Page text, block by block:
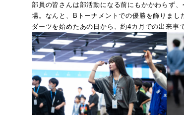
部員の皆さんは部活動になる前にもかかわらず
場。なんと、Bトーナメントでの優勝を飾りまし
ダーツを始めたあの日から、約4カ月での出来事